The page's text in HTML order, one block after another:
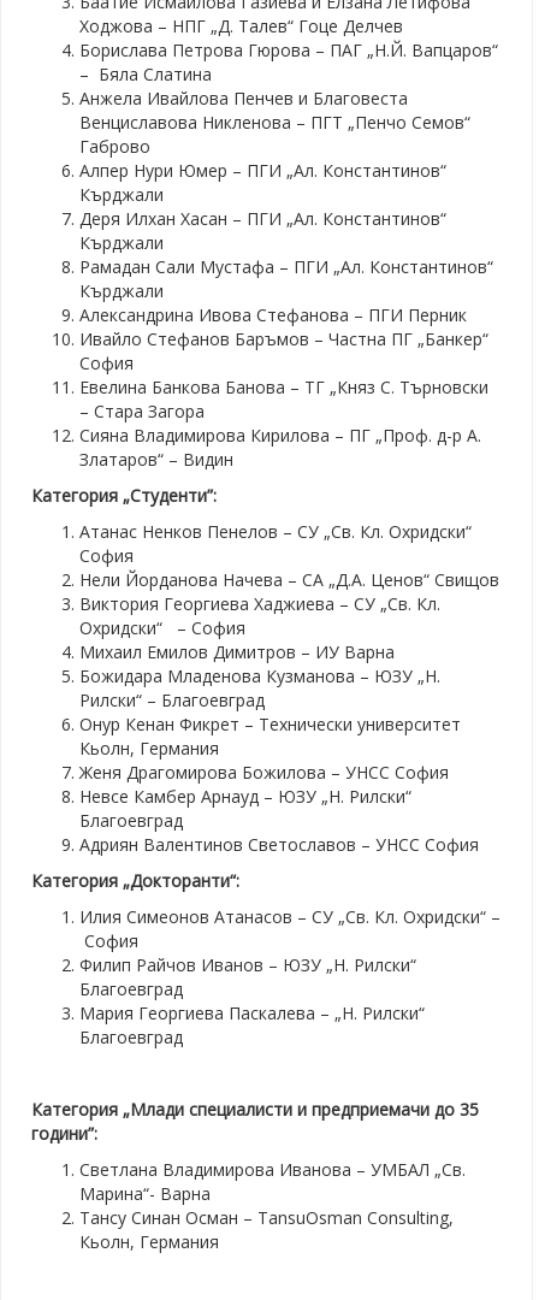
Ходжова – НПГ „Д. Талев“ Гоце Делчев
Борислава Петрова Гюрова – ПАГ „Н.Й. Вапцаров“
– Бяла Слатина
Анжела Ивайлова Пенчев и Благовеста
Венциславова Никленова – ПГТ „Пенчо Семов“
Габрово
Алпер Нури Юмер – ПГИ „Ал. Константинов“
Кърджали
Деря Илхан Хасан – ПГИ „Ал. Константинов“
Кърджали
Рамадан Сали Мустафа – ПГИ „Ал. Константинов“
Кърджали
Александрина Ивова Стефанова – ПГИ Перник
Ивайло Стефанов Баръмов – Частна ПГ „Банкер“
София
Евелина Банкова Банова – ТГ „Княз С. Търновски
– Стара Загора
Сияна Владимирова Кирилова – ПГ „Проф. д-р А.
Златаров“ – Видин
Категория „Студенти”:
Атанас Ненков Пенелов – СУ „Св. Кл. Охридски“
София
Нели Йорданова Начева – СА „Д.А. Ценов“ Свищов
Виктория Георгиева Хаджиева – СУ „Св. Кл.
Охридски“ – София
Михаил Емилов Димитров – ИУ Варна
Божидара Младенова Кузманова – ЮЗУ „Н.
Рилски“ – Благоевград
Онур Кенан Фикрет – Технически университет
Кьолн, Германия
Женя Драгомирова Божилова – УНСС София
Невсе Камбер Арнауд – ЮЗУ „Н. Рилски“
Благоевград
Адриян Валентинов Светославов – УНСС София
Категория „Докторанти“:
Илия Симеонов Атанасов – СУ „Св. Кл. Охридски“ –
София
Филип Райчов Иванов – ЮЗУ „Н. Рилски“
Благоевград
Мария Георгиева Паскалева – „Н. Рилски“
Благоевград
Категория „Млади специалисти и предприемачи до 35
години”:
Светлана Владимирова Иванова – УМБАЛ „Св.
Марина“- Варна
Тансу Синан Осман – TansuOsman Consulting,
Кьолн, Германия